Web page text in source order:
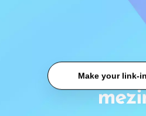
Make your link-